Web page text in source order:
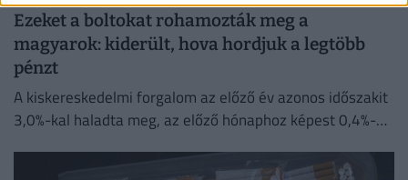
Ezeket a boltokat rohamozták meg a
magyarok: kiderült, hova hordjuk a legtöbb
pénzt
A kiskereskedelmi forgalom az előző év azonos időszakit
3,0%-kal haladta meg, az előző hónaphoz képest 0,4%-